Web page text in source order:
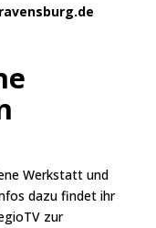
Werkstatt und
dazu findet ihr
zur